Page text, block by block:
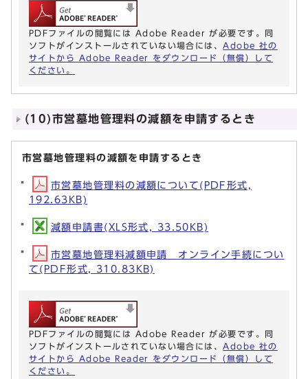
PDFファイルの閲覧には Adobe Reader が必要です。同
ソフトがインストールされていない場合には、 Adobe 社の
サイトから Adobe Reader をダウンロード（無償）して
ください。
(10)市営墓地管理料の減額を申請するとき
市営墓地管理料の減額を申請するとき
市営墓地管理料の減額について(PDF形式,
192.63KB)
減額申請書(XLS形式, 33.50KB)
市営墓地管理料減額申請 オンライン手続につい
て(PDF形式, 310.83KB)
PDFファイルの閲覧には Adobe Reader が必要です。同
ソフトがインストールされていない場合には、 Adobe 社の
サイトから Adobe Reader をダウンロード（無償）して
ください。